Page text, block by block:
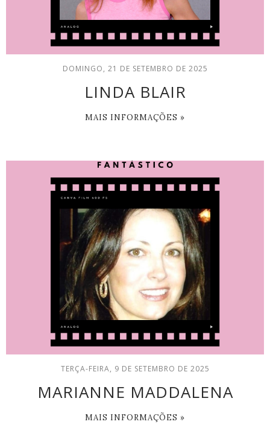
DOMINGO, 21 DE SETEMBRO DE 2025
LINDA BLAIR
MAIS INFORMAÇÕES »
TERÇA-FEIRA, 9 DE SETEMBRO DE 2025
MARIANNE MADDALENA
MAIS INFORMAÇÕES »